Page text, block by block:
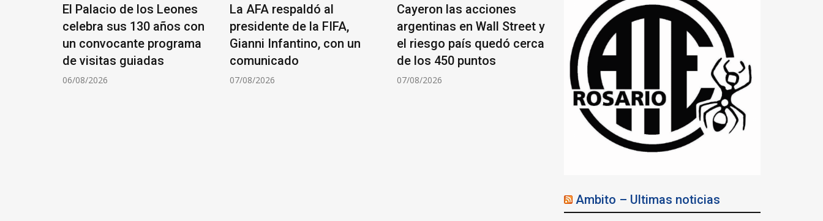
El Palacio de los Leones
celebra sus 130 años con
un convocante programa
de visitas guiadas
06/08/2026
La AFA respaldó al
presidente de la FIFA,
Gianni Infantino, con un
comunicado
07/08/2026
Cayeron las acciones
argentinas en Wall Street y
el riesgo país quedó cerca
de los 450 puntos
07/08/2026
Cayó “Yaka”, el principal
investigado por el crimen
del ex prefecto Juan
Carlos Baini
06/08/2026
Ambito – Ultimas noticias